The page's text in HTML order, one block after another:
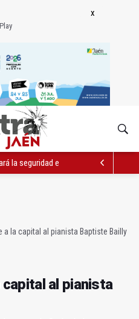
la seguridad el 12 de agosto por el
a la capital al pianista Baptiste Bailly
capital al pianista